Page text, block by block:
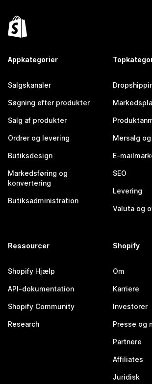
Appkategorier
Salgskanaler
Søgning efter produkter
Salg af produkter
Ordrer og levering
Butiksdesign
Markedsføring og
konvertering
Butiksadministration
Mersalg
E-
SEO
Levering
Valuta og
Ressourcer
Shopify Hjælp
API-dokumentation
Shopify Community
Research
Shopify
Om
Karriere
Investorer
Presse og
Partnere
Affiliates
Juridisk